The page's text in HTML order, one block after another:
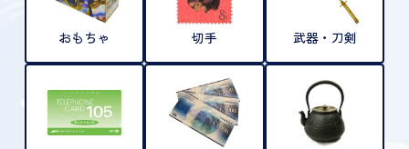
おもちゃ 切手 武器・刀剣